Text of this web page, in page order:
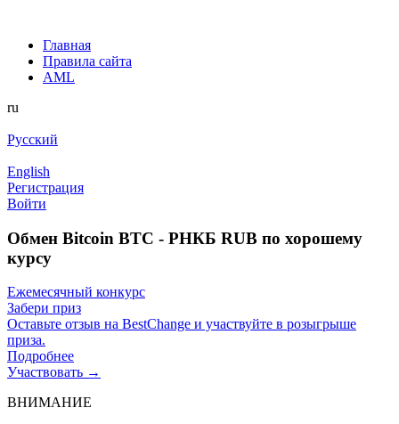
Главная
Правила сайта
AML
ru
Русский
English
Регистрация
Войти
Обмен Bitcoin BTC - РНКБ RUB по хорошему
курсу
Ежемесячный конкурс
Забери приз
Оставьте отзыв на BestChange и участвуйте в розыгрыше
приза.
Подробнее
Участвовать →
ВНИМАНИЕ